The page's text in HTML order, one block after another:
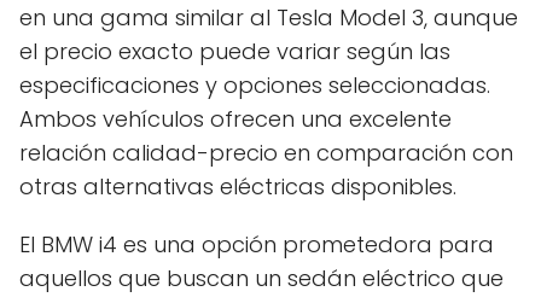
en una gama similar al Tesla Model 3, aunque
el precio exacto puede variar según las
especificaciones y opciones seleccionadas.
Ambos vehículos ofrecen una excelente
relación calidad-precio en comparación con
otras alternativas eléctricas disponibles.
El BMW i4 es una opción prometedora para
aquellos que buscan un sedán eléctrico que